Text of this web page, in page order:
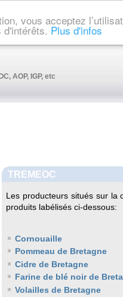
vous acceptez
Plus d'infos
AOP, IGP, etc
TREMEOC
Les producteurs situés sur la
produits labélisés ci-dessous:
Cornouaille
Pommeau de Bretagne
Cidre de Bretagne
Farine de blé noir de
Volailles de Bretagne